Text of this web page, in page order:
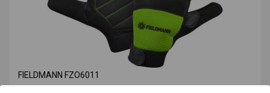
FIELDMANN FZO6011